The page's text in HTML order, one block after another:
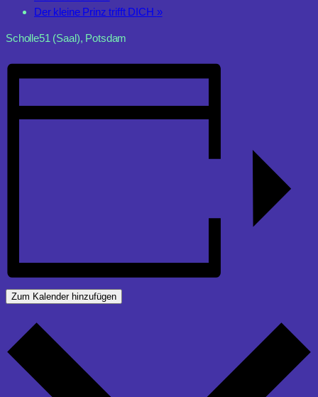
Der kleine Prinz trifft DICH »
Scholle51 (Saal), Potsdam
Zum Kalender hinzufügen